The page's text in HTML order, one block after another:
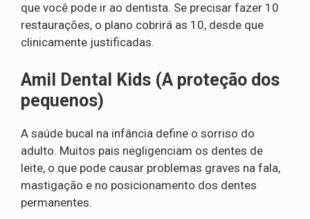
que você pode ir ao dentista. Se precisar fazer 10
restaurações, o plano cobrirá as 10, desde que
clinicamente justificadas.
Amil Dental Kids (A proteção dos
pequenos)
A saúde bucal na infância define o sorriso do
adulto. Muitos pais negligenciam os dentes de
leite, o que pode causar problemas graves na fala,
mastigação e no posicionamento dos dentes
permanentes.